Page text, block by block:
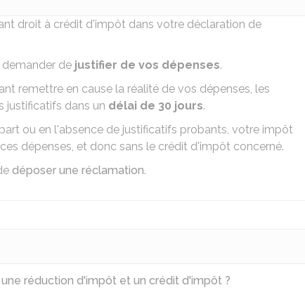
droit à crédit d'impôt dans votre déclaration de
de justifier de vos dépenses.
remettre en cause la réalité de vos dépenses, les
justificatifs dans un délai de 30 jours.
ou en l'absence de justificatifs probants, votre impôt
dépenses, et donc sans le crédit d'impôt concerné.
déposer une réclamation.
réduction d'impôt et un crédit d'impôt ?